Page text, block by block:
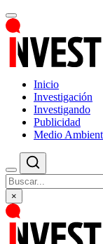
Inicio
Investigación
Investigando
Publicidad
Medio
×